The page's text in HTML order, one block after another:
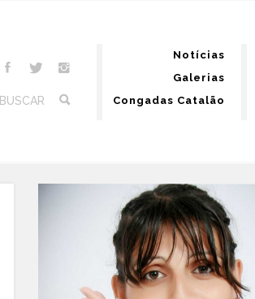
BUSCAR
Notícias
Galerias
Congadas Catalão